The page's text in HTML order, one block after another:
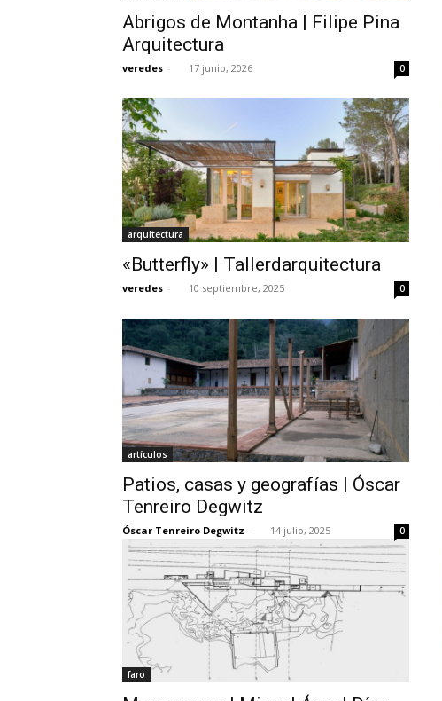
Abrigos de Montanha | Filipe Pina
Arquitectura
veredes - 17 junio, 2026 0
arquitectura
«Butterfly» | Tallerdarquitectura
veredes - 10 septiembre, 2025 0
artículos
Patios, casas y geografías | Óscar
Tenreiro Degwitz
Óscar Tenreiro Degwitz - 14 julio, 2025 0
faro